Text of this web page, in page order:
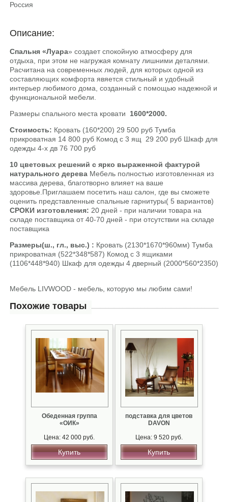
Россия
Описание:
Спальня «Луара» создает спокойную атмосферу для
отдыха, при этом не нагружая комнату лишними деталями.
Расчитана на современных людей, для которых одной из
составляющих комфорта явяется стильный и удобный
интерьер любимого дома, созданный с помощью надежной и
функциональной мебели.
Размеры спального места кровати
1600*2000.
Стоимость: Кровать (160*200) 29 500 руб Тумба
прикроватная 14 800 руб Комод с 3 ящ 29 200 руб Шкаф для
одежды 4-х дв 76 700 руб
10 цветовых решений с ярко выраженной фактурой
натурального дерева Мебель полностью изготовленная из
массива дерева, благотворно влияет на ваше
здоровье.Приглашаем посетить наш салон, где вы сможете
оценить представленные спальные гарнитуры( 5 вариантов)
СРОКИ изготовления: 20 дней - при наличии товара на
складе поставщика от 40-70 дней - при отсутствии на складе
поставщика
Размеры(ш., гл., выс.) : Кровать (2130*1670*960мм) Тумба
прикроватная (522*348*587) Комод с 3 ящиками
(1106*448*940) Шкаф для одежды 4 дверный (2000*560*2350)
Мебель LIVWOOD - мебель, которую мы любим сами!
Похожие товары
Обеденная группа
«ОИК»
Цена: 42 000 руб.
Купить
подставка для цветов
DAVON
Цена: 9 520 руб.
Купить